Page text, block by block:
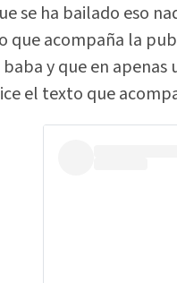
se ha bailado eso
que acompaña la
y que en apenas
el texto que